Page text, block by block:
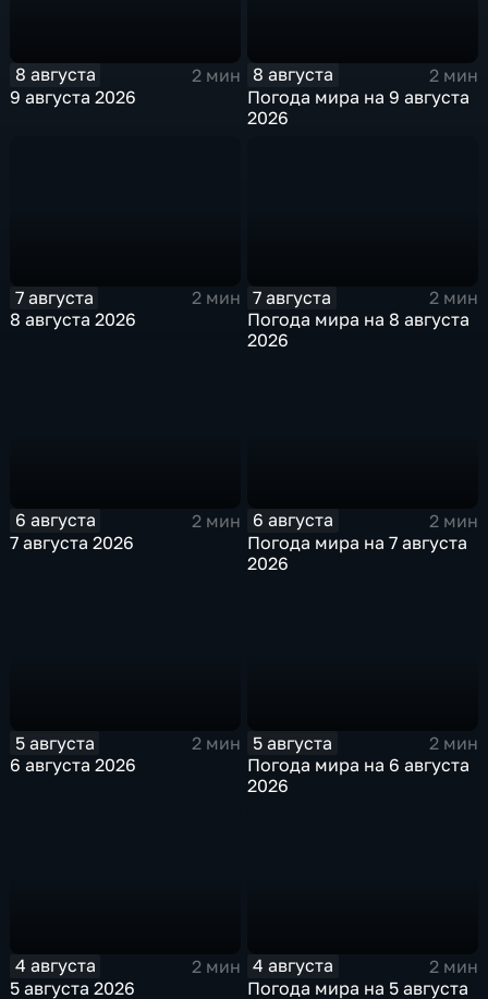
8 августа
2 мин
9 августа 2026
8 августа
2 мин
Погода мира на 9 августа
2026
7 августа
2 мин
8 августа 2026
7 августа
2 мин
Погода мира на 8 августа
2026
6 августа
2 мин
7 августа 2026
6 августа
2 мин
Погода мира на 7 августа
2026
5 августа
2 мин
6 августа 2026
5 августа
2 мин
Погода мира на 6 августа
2026
4 августа
2 мин
5 августа 2026
4 августа
2 мин
Погода мира на 5 августа